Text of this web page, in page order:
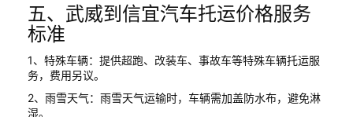
五、武威到信宜汽车托运价格服务
标准
1、特殊车辆：提供超跑、改装车、事故车等特殊车辆托运服
务，费用另议。
2、雨雪天气：雨雪天气运输时，车辆需加盖防水布，避免淋
湿。